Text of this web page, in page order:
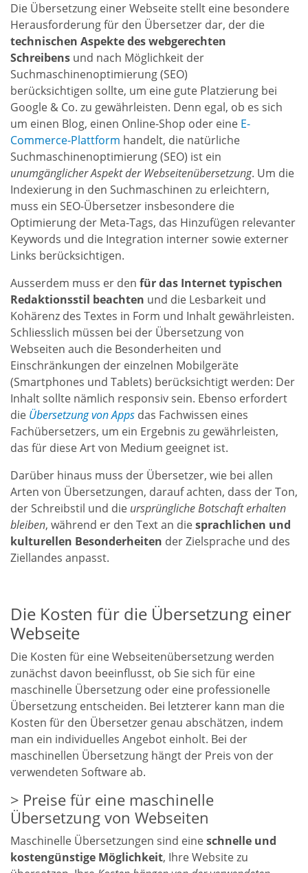
Die Übersetzung einer Webseite stellt eine besondere
Herausforderung für den Übersetzer dar, der die
technischen Aspekte des webgerechten
Schreibens und nach Möglichkeit der
Suchmaschinenoptimierung (SEO)
berücksichtigen sollte, um eine gute Platzierung bei
Google & Co. zu gewährleisten. Denn egal, ob es sich
um einen Blog, einen Online-Shop oder eine E-
Commerce-Plattform handelt, die natürliche
Suchmaschinenoptimierung (SEO) ist ein
unumgänglicher Aspekt der Webseitenübersetzung. Um die
Indexierung in den Suchmaschinen zu erleichtern,
muss ein SEO-Übersetzer insbesondere die
Optimierung der Meta-Tags, das Hinzufügen relevanter
Keywords und die Integration interner sowie externer
Links berücksichtigen.
Ausserdem muss er den für das Internet typischen
Redaktionsstil beachten und die Lesbarkeit und
Kohärenz des Textes in Form und Inhalt gewährleisten.
Schliesslich müssen bei der Übersetzung von
Webseiten auch die Besonderheiten und
Einschränkungen der einzelnen Mobilgeräte
(Smartphones und Tablets) berücksichtigt werden: Der
Inhalt sollte nämlich responsiv sein. Ebenso erfordert
die Übersetzung von Apps das Fachwissen eines
Fachübersetzers, um ein Ergebnis zu gewährleisten,
das für diese Art von Medium geeignet ist.
Darüber hinaus muss der Übersetzer, wie bei allen
Arten von Übersetzungen, darauf achten, dass der Ton,
der Schreibstil und die ursprüngliche Botschaft erhalten
bleiben, während er den Text an diesprachlichen und
kulturellen Besonderheiten der Zielsprache und des
Ziellandes anpasst.
Die Kosten für die Übersetzung einer
Webseite
Die Kosten für eine Webseitenübersetzung werden
zunächst davon beeinflusst, ob Sie sich für eine
maschinelle Übersetzung oder eine professionelle
Übersetzung entscheiden. Bei letzterer kann man die
Kosten für den Übersetzer genau abschätzen, indem
man ein individuelles Angebot einholt. Bei der
maschinellen Übersetzung hängt der Preis von der
verwendeten Software ab.
Preise für eine maschinelle
Übersetzung von Webseiten
Maschinelle Übersetzungen sind eineschnelle und
kostengünstige Möglichkeit, Ihre Website zu